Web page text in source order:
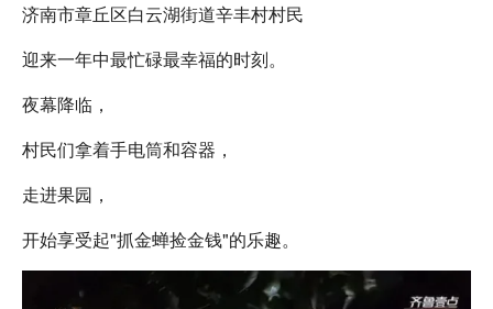
济南市章丘区白云湖街道辛丰村村民
迎来一年中最忙碌最幸福的时刻。
夜幕降临，
村民们拿着手电筒和容器，
走进果园，
开始享受起"抓金蝉捡金钱"的乐趣。